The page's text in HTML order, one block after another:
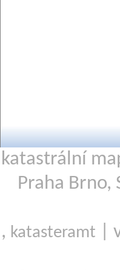
katastrální
Praha Brno,
, katasteramt
|